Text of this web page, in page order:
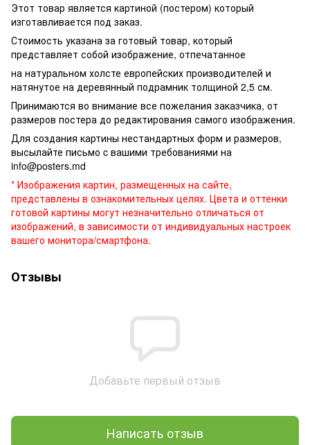
Этот товар является картиной (постером) который
изготавливается под заказ.
Стоимость указана за готовый товар, который
представляет собой изображение, отпечатанное
на натуральном холсте европейских производителей и
натянутое на деревянный подрамник толщиной 2,5 см.
Принимаются во внимание все пожелания заказчика, от
размеров постера до редактирования самого изображения.
Для создания картины нестандартных форм и размеров,
высылайте письмо c вашими требованиями на
info@posters.md
* Изображения картин, размещенных на сайте,
представлены в ознакомительных целях. Цвета и оттенки
готовой картины могут незначительно отличаться от
изображений, в зависимости от индивидуальных настроек
вашего монитора/смартфона.
Отзывы
Добавьте первый отзыв
Написать отзыв